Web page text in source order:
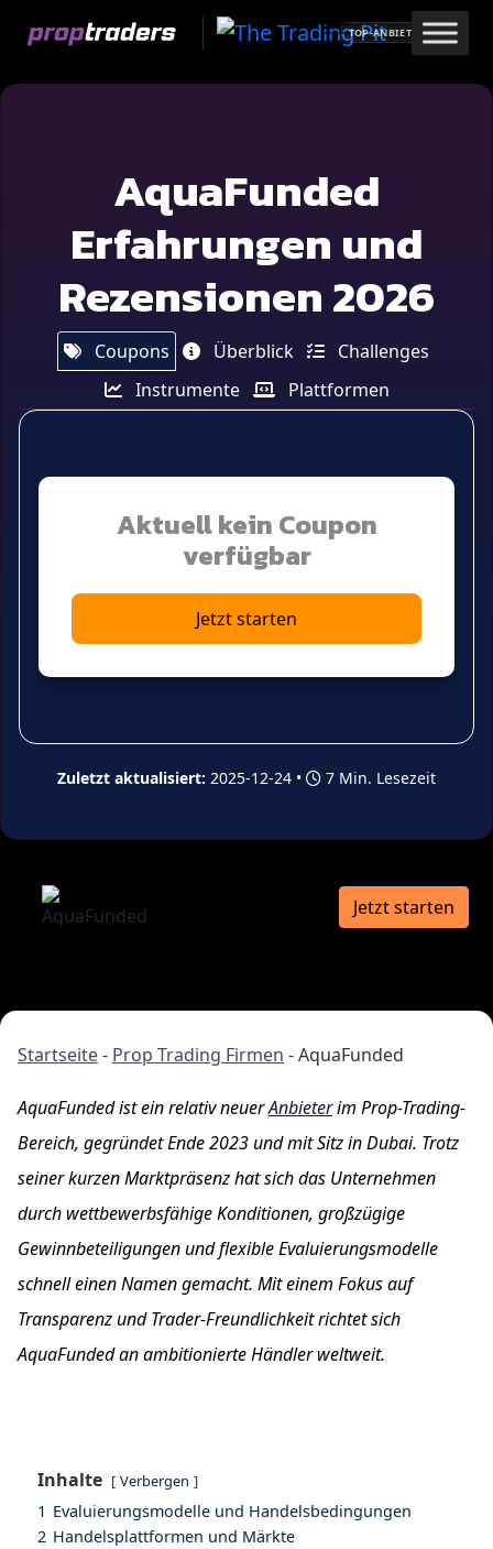
TOP-ANBIETER
AquaFunded
Erfahrungen und
Rezensionen 2026
Coupons Überblick
Challenges
Instrumente
Plattformen
Aktuell kein Coupon
verfügbar
Jetzt starten
Zuletzt aktualisiert: 2025-12-24 • 7 Min. Lesezeit
Jetzt starten
Startseite- Prop Trading Firmen -AquaFunded
AquaFunded ist ein relativ neuerAnbieterim Prop-Trading-
Bereich, gegründet Ende 2023 und mit Sitz in Dubai. Trotz
seiner kurzen Marktpräsenz hat sich das Unternehmen
durch wettbewerbsfähige Konditionen, großzügige
Gewinnbeteiligungen und flexible Evaluierungsmodelle
schnell einen Namen gemacht. Mit einem Fokus auf
Transparenz und Trader-Freundlichkeit richtet sich
AquaFunded an ambitionierte Händler weltweit.
Inhalte Verbergen
1 Evaluierungsmodelle und Handelsbedingungen
2 Handelsplattformen und Märkte